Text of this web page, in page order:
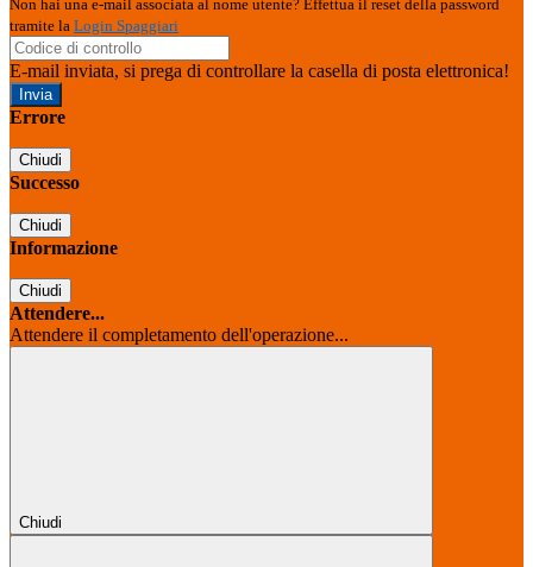
Non hai una e-mail associata al nome utente? Effettua il reset della password
tramite la Login Spaggiari
E-mail inviata, si prega di controllare la casella di posta elettronica!
Errore
Chiudi
Successo
Chiudi
Informazione
Chiudi
Attendere...
Attendere il completamento dell'operazione...
Chiudi